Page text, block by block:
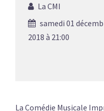
La CMI
samedi 01
2018 à 21:00
La Comédie Musicale